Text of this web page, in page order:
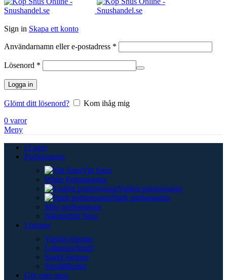
Sign in Skapa ett konto
Användarnamn eller e-postadress *
Lösenord *
Logga in
Glömt ditt lösenord?
Kom ihåg mig
0 varor
Meny
i Lager
Portionssnus
Vitt Snus
White Portionssnus
Vanligt portionssnus
Stark portionssnus
Mini portionssnus
Nikotinfritt Snus
Lössnus
Vanligt lössnus
Luktsnus/Snuff
Starkt lössnus
Snustillbehör
Gör eget snus